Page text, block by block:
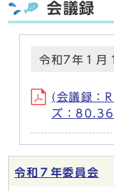
会議録
令和7年１月
(会議録
ズ：
令和７年委員会